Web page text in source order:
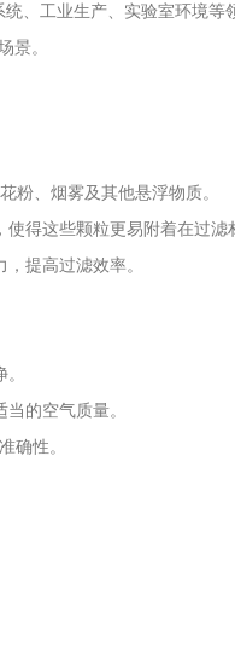
工业生产、实验室环境等
景。
、烟雾及其他悬浮物质。
得这些颗粒更易附着在过滤
提高过滤效率。
的空气质量。
确性。